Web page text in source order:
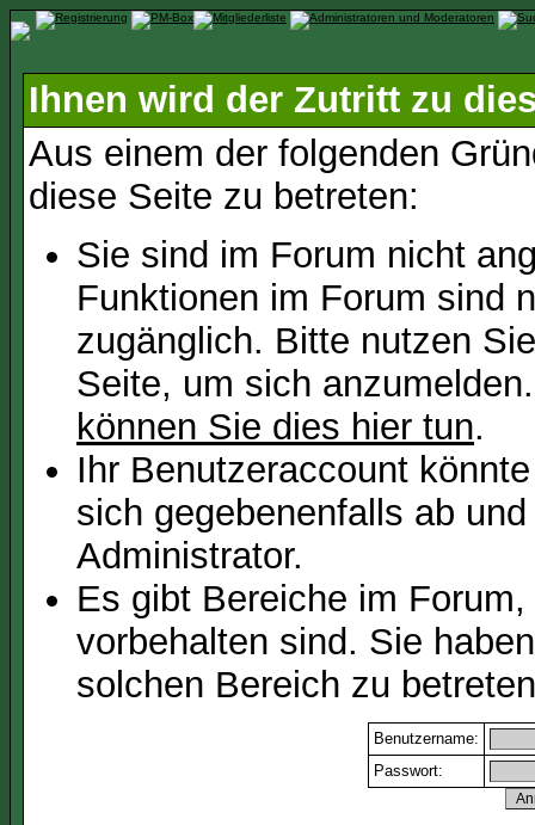
Ihnen wird der Zutritt zu
Aus einem der folgenden
diese Seite zu betreten:
Sie sind im Forum nicht
Funktionen im Forum sind
zugänglich. Bitte nutzen
Seite, um sich
können Sie dies hier tun.
Ihr Benutzeraccount
sich gegebenenfalls ab
Administrator.
Es gibt Bereiche im
vorbehalten sind. Sie
solchen Bereich zu
Benutzername:
Passwort: